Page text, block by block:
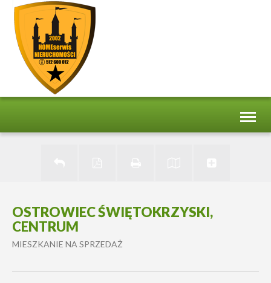
OSTROWIEC ŚWIĘTOKRZYSKI,
CENTRUM
MIESZKANIE NA SPRZEDAŻ